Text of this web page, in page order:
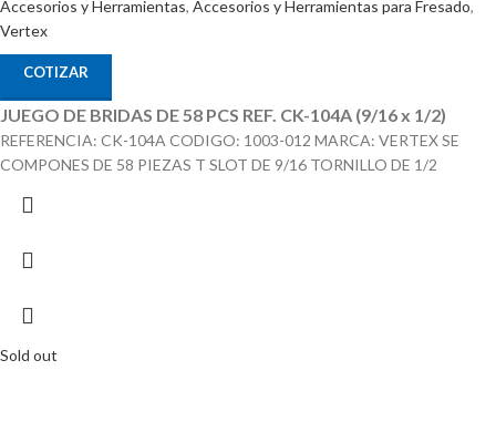
Accesorios y Herramientas, Accesorios y Herramientas para Fresado,
Vertex
COTIZAR
JUEGO DE BRIDAS DE 58 PCS REF. CK-104A (9/16 x 1/2)
REFERENCIA: CK-104A CODIGO: 1003-012 MARCA: VERTEX SE
COMPONES DE 58 PIEZAS T SLOT DE 9/16 TORNILLO DE 1/2
Sold out